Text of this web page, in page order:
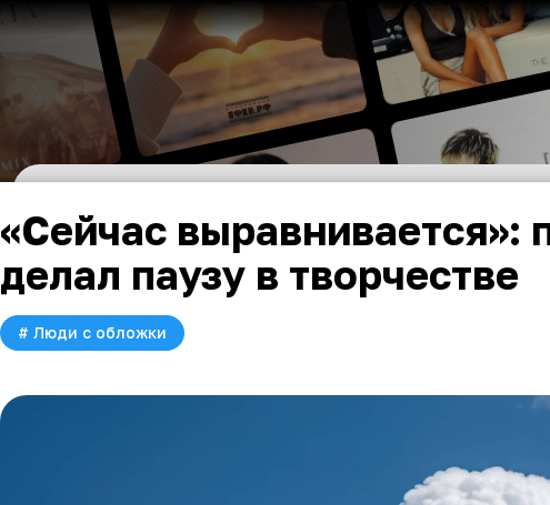
«Сейчас выравнивается»:
делал паузу в творчестве
# Люди с обложки